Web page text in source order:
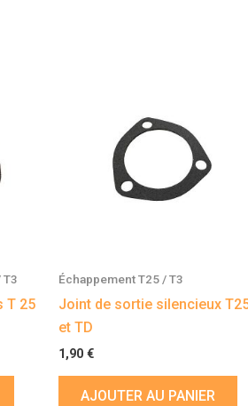
T3
T 25
Échappement T25 / T3
Joint de sortie silencieux
et TD
1,90 €
AJOUTER AU PANIER